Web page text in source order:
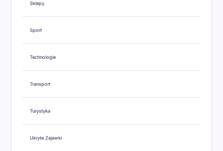
Sklepy
Sport
Technologie
Transport
Turystyka
Ukryte Zajawki